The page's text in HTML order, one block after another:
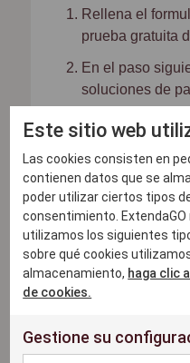
Rellena el
prueba gratuita
En el paso
soluciones de
Añade los
la venta.
Para empezar, lo
dispositivo iOS. Utiliza
encarga uno nuevo (y
necesario) en la
colaborador, a la cual
de enviar el formulario.
Si quieres seguir
transcurridos 30 días,
Este sitio web
Las cookies consisten en
contienen datos que se
poder utilizar ciertos tipos
consentimiento. ExtendaGO
utilizamos los siguientes
sobre qué cookies
almacenamiento, haga clic
de cookies.
Gestione su